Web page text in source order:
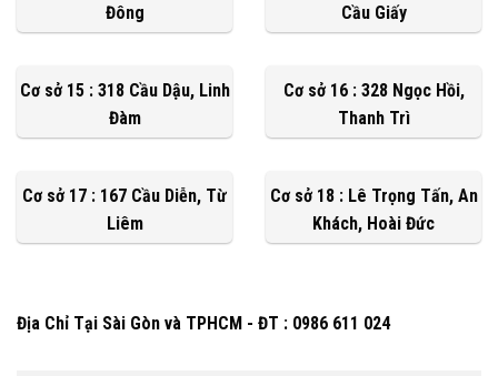
Đông
Cầu Giấy
Cơ sở 15 : 318 Cầu Dậu, Linh
Đàm
Cơ sở 16 : 328 Ngọc Hồi,
Thanh Trì
Cơ sở 17 : 167 Cầu Diễn, Từ
Liêm
Cơ sở 18 : Lê Trọng Tấn, An
Khách, Hoài Đức
Địa Chỉ Tại Sài Gòn và TPHCM - ĐT : 0986 611 024